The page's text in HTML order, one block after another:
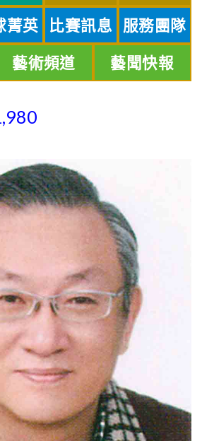
菁英 比賽訊息 服務團隊
藝術頻道 藝聞快報